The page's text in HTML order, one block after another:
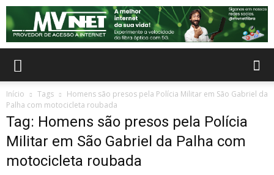
Início Tags
Homens são presos pela Polícia Militar em São Gabriel da
Palha com motocicleta roubada
Tag: Homens são presos pela Polícia
Militar em São Gabriel da Palha com
motocicleta roubada